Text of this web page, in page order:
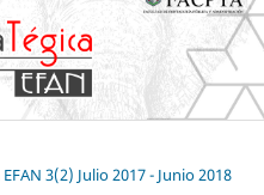
3(2) Julio 2017 - Junio 2018